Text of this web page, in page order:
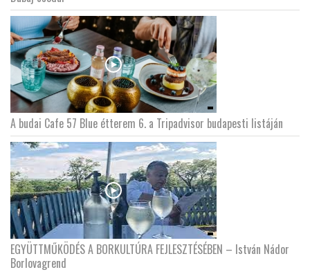
A budai Cafe 57 Blue étterem 6. a Tripadvisor budapesti listáján
EGYÜTTMŰKÖDÉS A BORKULTÚRA FEJLESZTÉSÉBEN – István Nádor
Borlovagrend